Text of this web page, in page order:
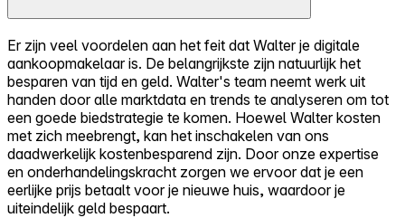
Er zijn veel voordelen aan het feit dat Walter je digitale
aankoopmakelaar is. De belangrijkste zijn natuurlijk het
besparen van tijd en geld. Walter's team neemt werk uit
handen door alle marktdata en trends te analyseren om tot
een goede biedstrategie te komen. Hoewel Walter kosten
met zich meebrengt, kan het inschakelen van ons
daadwerkelijk kostenbesparend zijn. Door onze expertise
en onderhandelingskracht zorgen we ervoor dat je een
eerlijke prijs betaalt voor je nieuwe huis, waardoor je
uiteindelijk geld bespaart.